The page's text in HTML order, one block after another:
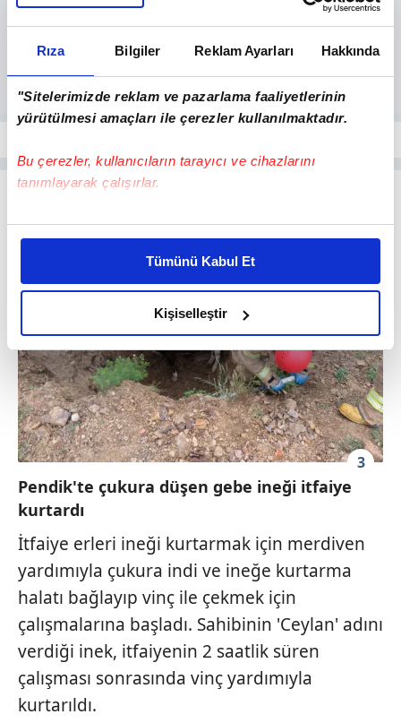
Rıza Bilgiler Reklam Ayarları Hakkında
"Sitelerimizde reklam ve pazarlama faaliyetlerinin
yürütülmesi amaçları ile çerezler kullanılmaktadır.
Bu çerezler, kullanıcıların tarayıcı ve cihazlarını
tanımlayarak çalışırlar.
Bu çerezlere izin vermeniz halinde sizlere özel
daha iyi reklam deneyimi yaşatabiliriz. Bunu yaparken
amacımızın size daha iyi bir reklam deneyimi sunmak
olduğunu ve sizlere en iyi içerikleri sunabilmek adına
elimizden gelen çabayı gösterdiğimizi ve bu noktada,
reklamların maliyetlerimizi karşılamak noktasında tek gelir
kalemimiz olduğunu sizlere hatırlatmak isteriz.
Her halükârda, kullanıcılar, bu çerezlere izin vermedikleri
takdirde, kullanıcılara hedefli reklamlar
gösterilmeyecektir."
Sizlere daha iyi bir hizmet sunabilmek için İnternet
kullanılmaktadır. Bu çerezler vasıtasıyla çeşitli kişisel
verileriniz işlenmekte olup gerekli olan çerezler bilgi
toplumu hizmetlerinin sunulması amacıyla
kullanılmaktadır. Diğer çerezler, sitemizin daha işlevsel
kılınması ve kişiselleştirilmesi ve sizlere yönelik
reklam/pazarlama faaliyetlerinin yapılması, amaçlarıyla
sınırlı olarak açık rızanız dahilinde kullanılacaktır.
Tümünü Kabul Et
Kişiselleştir
3
Pendik'te çukura düşen gebe ineği itfaiye
kurtardı
İtfaiye erleri ineği kurtarmak için merdiven
yardımıyla çukura indi ve ineğe kurtarma
halatı bağlayıp vinç ile çekmek için
çalışmalarına başladı. Sahibinin 'Ceylan' adını
verdiği inek, itfaiyenin 2 saatlik süren
çalışması sonrasında vinç yardımıyla
kurtarıldı.